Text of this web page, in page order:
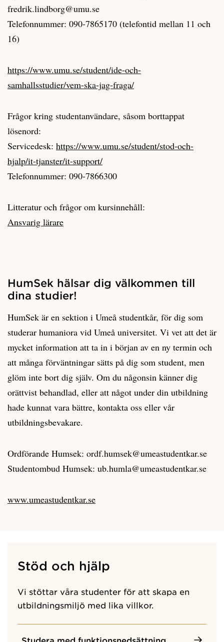
fredrik.lindborg@umu.se
Telefonnummer: 090-7865170 (telefontid mellan 11 och
16)
https://www.umu.se/student/ide-och-
samhallsstudier/vem-ska-jag-fraga/
Frågor kring studentanvändare, såsom borttappat
lösenord:
Servicedesk: https://www.umu.se/student/stod-och-
hjalp/it-tjanster/it-support/
Telefonnummer: 090-7866300
Litteratur och frågor om kursinnehåll:
Ansvarig lärare
HumSek hälsar dig välkommen till
dina studier!
HumSek är en sektion i Umeå studentkår, för dig som
studerar humaniora vid Umeå universitet. Vi vet att det är
mycket information att ta in i början av en ny termin och
att många förväntningar sätts på dig som student, men
glöm inte bort dig själv. Om du någonsin känner dig
orättvist behandlad, eller att något under din utbildning
hade kunnat vara bättre, kontakta oss eller vår
utbildningsbevakare.
Ordförande Humsek: ordf.humsek@umeastudentkar.se
Studentombud Humsek: ub.humla@umeastudentkar.se
www.umeastudentkar.se
Stöd och hjälp
Vi stöttar våra studenter för att skapa en
utbildningsmiljö med lika villkor.
Studera med funktionsnedsättning